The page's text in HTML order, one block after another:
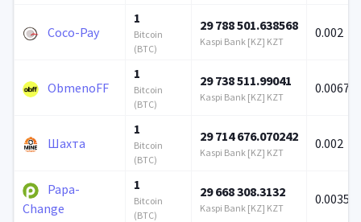
Coco-Pay
1
Bitcoin
(BTC)
29 788 501.638568
Kaspi Bank [KZ] KZT
0.002
ObmenoFF
1
Bitcoin
(BTC)
29 738 511.99041
Kaspi Bank [KZ] KZT
Шахта
1
Bitcoin
(BTC)
29 714 676.070242
Kaspi Bank [KZ] KZT
0.002
Papa-
Change
1
Bitcoin
(BTC)
29 668 308.3132
Kaspi Bank [KZ] KZT